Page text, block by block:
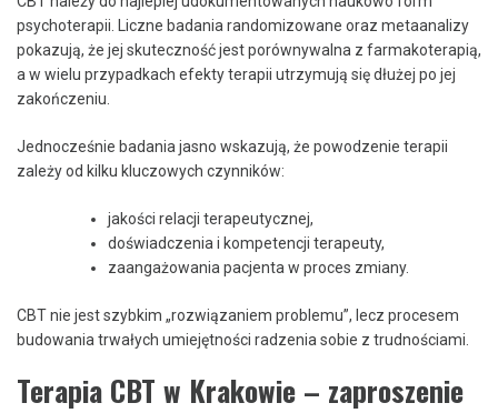
psychoterapii. Liczne badania randomizowane oraz metaanalizy
pokazują, że jej skuteczność jest porównywalna z farmakoterapią,
a w wielu przypadkach efekty terapii utrzymują się dłużej po jej
zakończeniu.
Jednocześnie badania jasno wskazują, że powodzenie terapii
zależy od kilku kluczowych czynników:
jakości relacji terapeutycznej,
doświadczenia i kompetencji terapeuty,
zaangażowania pacjenta w proces zmiany.
CBT nie jest szybkim „rozwiązaniem problemu”, lecz procesem
budowania trwałych umiejętności radzenia sobie z trudnościami.
Terapia CBT w Krakowie – zaproszenie